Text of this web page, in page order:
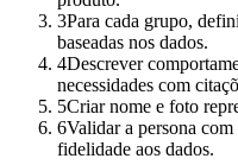
3Para cada grupo,
baseadas nos dados.
4Descrever
necessidades com
5Criar nome e foto
6Validar a persona
fidelidade aos dados.